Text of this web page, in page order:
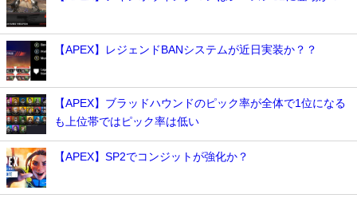
【APEX】レジェンドBANシステムが近日実装か？？
【APEX】ブラッドハウンドのピック率が全体で1位になる
も上位帯ではピック率は低い
【APEX】SP2でコンジットが強化か？